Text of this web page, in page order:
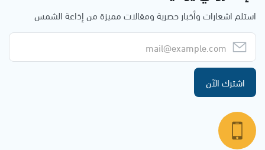
استلم اشعارات وأخبار حصرية ومقالات مميزة من إذاعة الشمس
اشترك الآن